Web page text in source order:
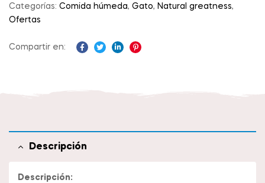
Categorías: Comida húmeda, Gato, Natural greatness,
Ofertas
Compartir en:
Descripción
Descripción: